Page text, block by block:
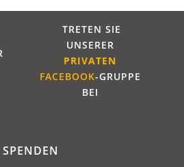
TRETEN SIE
UNSERER
PRIVATEN
FACEBOOK-GRUPPE
BEI
SPENDEN